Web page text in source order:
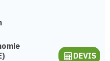
DEVIS